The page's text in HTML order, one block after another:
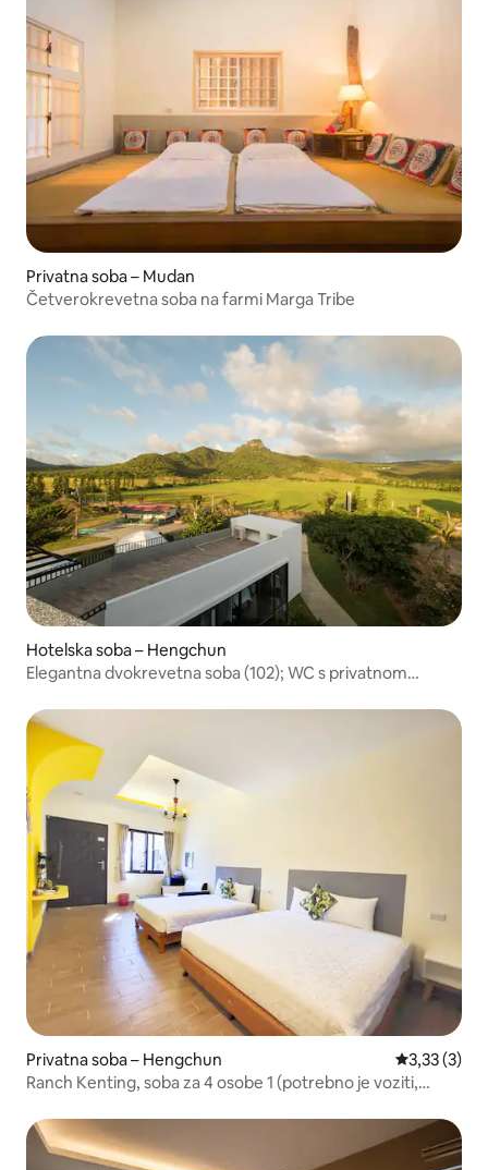
Privatna soba – Mudan
Četverokrevetna soba na farmi Marga Tribe
Hotelska soba – Hengchun
Elegantna dvokrevetna soba (102); WC s privatnom
Xiaowan Beach.
Privatna soba – Hengchun Prosječna
3,33 (3)
Ranch Kenting, soba za 4 osobe 1 (potrebno je voziti,
5 minuta)